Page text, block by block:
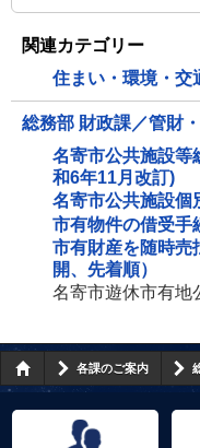
関連カテゴリー
住まい・環境・交
総務部 財政課／管財
名寄市公共施設等
和6年11月改訂)
名寄市公共施設個
市有物件の借受手
市有財産を随時売
開、先着順）
名寄市遊休市有地
各課のご案内